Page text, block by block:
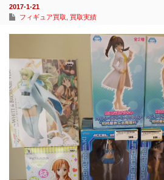
2017-1-21
フィギュア買取
買取実績